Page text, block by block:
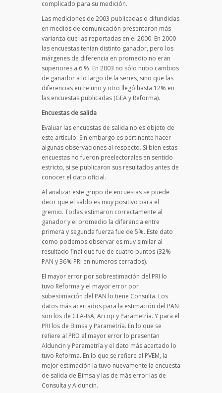
complicado para su medición.
Las mediciones de 2003 publicadas o difundidas
en medios de comunicación presentaron más
varianza que las reportadas en el 2000. En 2000
las encuestas tenían distinto ganador, pero los
márgenes de diferencia en promedio no eran
superiores a 6 %. En 2003 no sólo hubo cambios
de ganador a lo largo de la series, sino que las
diferencias entre uno y otro llegó hasta 12% en
las encuestas publicadas (GEA y Reforma).
Encuestas de salida
Evaluar las encuestas de salida no es objeto de
este artículo. Sin embargo es pertinente hacer
algunas observaciones al respecto. Si bien estas
encuestas no fueron preelectorales en sentido
estricto, si se publicaron sus resultados antes de
conocer el dato oficial.
Al analizar este grupo de encuestas se puede
decir que el saldo es muy positivo para el
gremio. Todas estimaron correctamente al
ganador y el promedio la diferencia entre
primera y segunda fuerza fue de 5%. Este dato
como podemos observar es muy similar al
resultado final que fue de cuatro puntos (32%
PAN y 36% PRI en números cerrados).
El mayor error por sobrestimación del PRI lo
tuvo Reforma y el mayor error por
subestimación del PAN lo tiene Consulta. Los
datos más acertados para la estimación del PAN
son los de GEA-ISA, Arcop y Parametría. Y para el
PRI los de Bimsa y Parametría. En lo que se
refiere al PRD el mayor error lo presentan
Alduncin y Parametría y el dato más acertado lo
tuvo Reforma. En lo que se refiere al PVEM, la
mejor estimación la tuvo nuevamente la encuesta
de salida de Bimsa y las de más error las de
Consulta y Alduncin.